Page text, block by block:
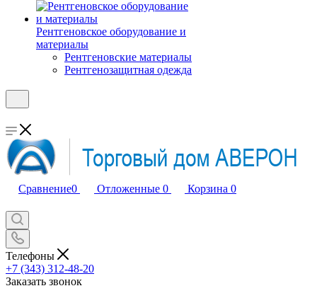
Рентгеновское оборудование и
материалы
Рентгеновские материалы
Рентгенозащитная одежда
Сравнение0 Отложенные 0 Корзина 0
Телефоны
+7 (343) 312-48-20
Заказать звонок